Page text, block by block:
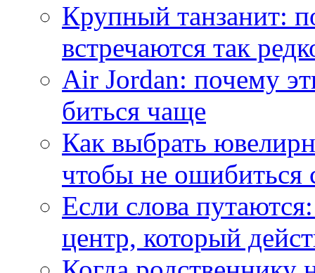
Крупный танзанит:
встречаются так
Air Jordan: почему
биться чаще
Как выбрать
чтобы не ошибиться
Если слова
центр, который